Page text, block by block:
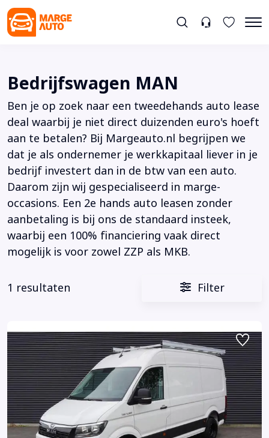
Bedrijfswagen MAN
Ben je op zoek naar een tweedehands auto lease
deal waarbij je niet direct duizenden euro's hoeft
aan te betalen? Bij Margeauto.nl begrijpen we
dat je als ondernemer je werkkapitaal liever in je
bedrijf investert dan in de btw van een auto.
Daarom zijn wij gespecialiseerd in marge-
occasions. Een 2e hands auto leasen zonder
aanbetaling is bij ons de standaard insteek,
waarbij een 100% financiering vaak direct
mogelijk is voor zowel ZZP als MKB.
1 resultaten Filter